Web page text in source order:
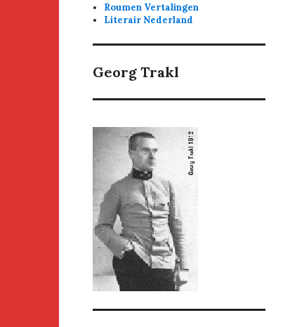
Roumen Vertalingen
Literair Nederland
Georg Trakl